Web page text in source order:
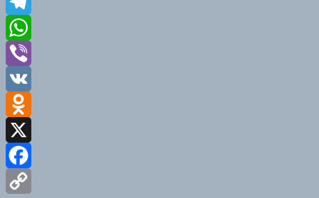
Telegram
WhatsApp
Viber
VK
Odnoklassniki
X
Facebook